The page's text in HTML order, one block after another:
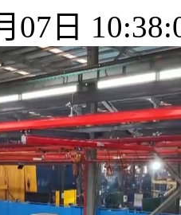
07日